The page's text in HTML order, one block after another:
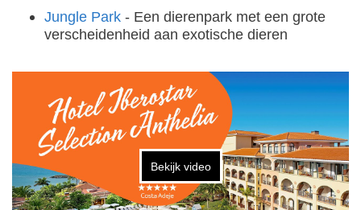
Jungle Park - Een dierenpark met een grote
verscheidenheid aan exotische dieren